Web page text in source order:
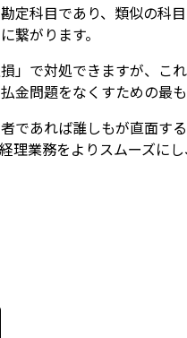
定科目であり、類似の科
繋がります。
」で対処できますが、こ
金問題をなくすための最
であれば誰しもが直面す
理業務をよりスムーズに